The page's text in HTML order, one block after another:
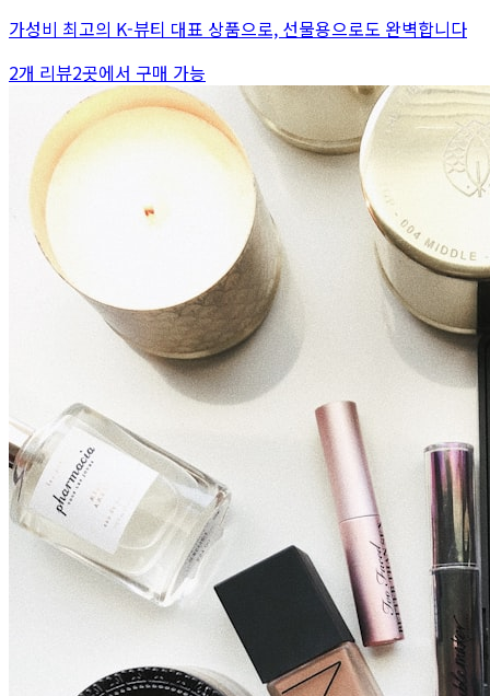
가성비 최고의 K-뷰티 대표 상품으로, 선물용으로도 완벽합니다
2개 리뷰2곳에서 구매 가능